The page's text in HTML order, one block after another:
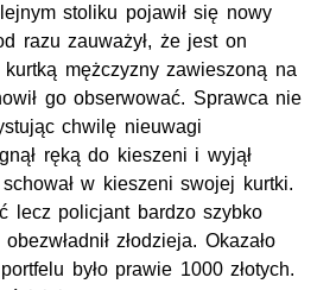
stoliku pojawił się nowy
razu zauważył, że jest on
mężczyzny zawieszoną na
go obserwować. Sprawca nie
chwilę nieuwagi
ręką do kieszeni i wyjął
w kieszeni swojej kurtki.
lecz policjant bardzo szybko
złodzieja. Okazało
było prawie 1000 złotych.